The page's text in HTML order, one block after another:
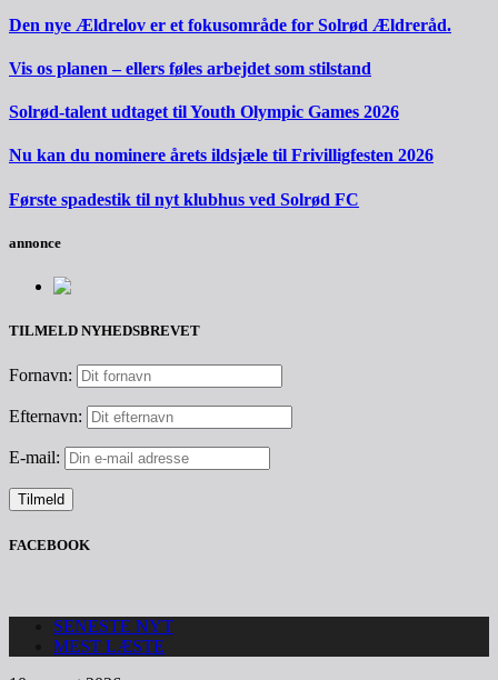
Den nye Ældrelov er et fokusområde for Solrød Ældreråd.
Vis os planen – ellers føles arbejdet som stilstand
Solrød-talent udtaget til Youth Olympic Games 2026
Nu kan du nominere årets ildsjæle til Frivilligfesten 2026
Første spadestik til nyt klubhus ved Solrød FC
annonce
TILMELD NYHEDSBREVET
Fornavn:
Efternavn:
E-mail:
FACEBOOK
SENESTE NYT
MEST LÆSTE